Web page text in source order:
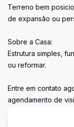
Terreno bem
de expansão ou
Sobre a Casa:
Estrutura simples,
ou reformar.
Entre em contato
agendamento de